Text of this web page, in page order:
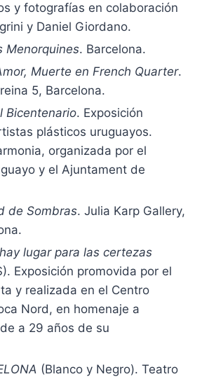
y fotografías en colaboración
y Daniel Giordano.
Menorquines. Barcelona.
Muerte en French Quarter.
5, Barcelona.
Bicentenario. Exposición
plásticos uruguayos.
organizada por el
y el Ajuntament de
de Sombras. Julia Karp Gallery,
lugar para las certezas
Exposición promovida por el
y realizada en el Centro
Nord, en homenaje a
a 29 años de su
(Blanco y Negro). Teatro